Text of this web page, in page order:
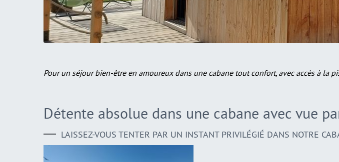
Pour un séjour bien-être en amoureux dans une cabane tout confort, avec accès à la
Détente absolue dans une cabane avec vue
LAISSEZ-VOUS TENTER PAR UN INSTANT PRIVILÉGIÉ DANS NOTRE